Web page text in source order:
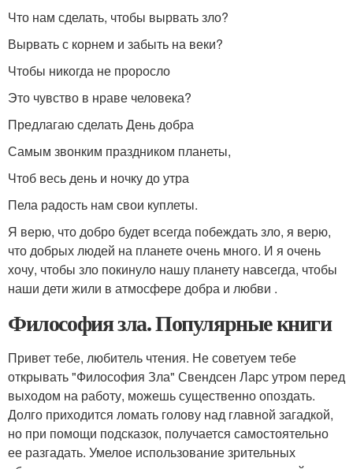
Что нам сделать, чтобы вырвать зло?
Вырвать с корнем и забыть на веки?
Чтобы никогда не проросло
Это чувство в нраве человека?
Предлагаю сделать День добра
Самым звонким праздником планеты,
Чтоб весь день и ночку до утра
Пела радость нам свои куплеты.
Я верю, что добро будет всегда побеждать зло, я верю,
что добрых людей на планете очень много. И я очень
хочу, чтобы зло покинуло нашу планету навсегда, чтобы
наши дети жили в атмосфере добра и любви .
Философия зла. Популярные книги
Привет тебе, любитель чтения. Не советуем тебе
открывать "Философия Зла" Свендсен Ларс утром перед
выходом на работу, можешь существенно опоздать.
Долго приходится ломать голову над главной загадкой,
но при помощи подсказок, получается самостоятельно
ее разгадать. Умелое использование зрительных